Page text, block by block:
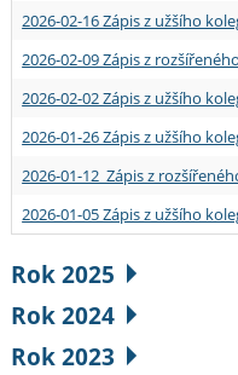
2026-02-16 Zápis z užšího
2026-02-09 Zápis z
2026-02-02 Zápis z užšího
2026-01-26 Zápis z užšího
2026-01-12 Zápis z
2026-01-05 Zápis z užšího
Rok 2025
Rok 2024
Rok 2023